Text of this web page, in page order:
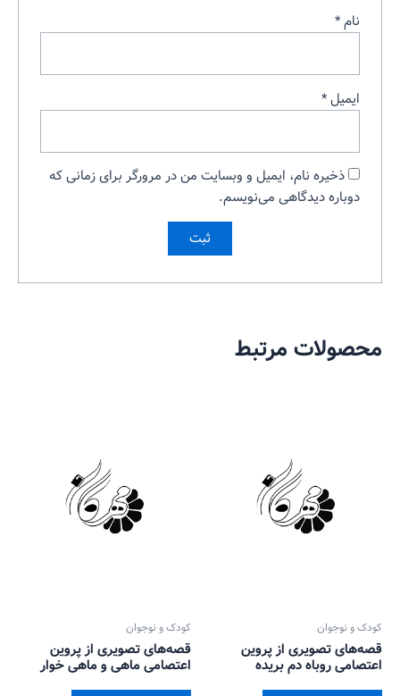
نام*
ایمیل*
ذخیره نام، ایمیل و وبسایت من در مرورگر برای زمانی که
دوباره دیدگاهی می‌نویسم.
محصولات مرتبط
کودک و نوجوان
قصه‌های تصویری از پروین
اعتصامی روباه دم بریده
کودک و نوجوان
قصه‌های تصویری از پروین
اعتصامی ماهی و ماهی خوار